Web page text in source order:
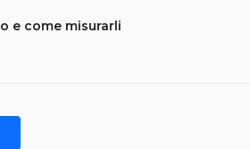
e come misurarli